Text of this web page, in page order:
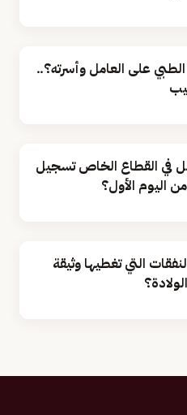
على العامل وأسرته؟..
القطاع الخاص تسجيل
اليوم الأول؟
التي تغطيها وثيقة